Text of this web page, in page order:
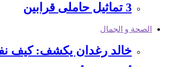
3 تماثيل حاملى قرابين
الصحة و الجمال
خالد رغدان يكشف: كيف